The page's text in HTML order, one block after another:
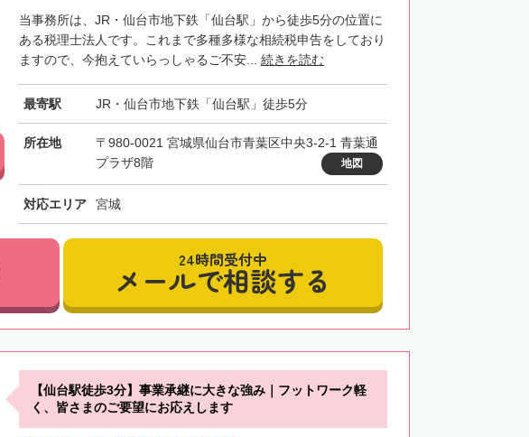
当事務所は、JR・仙台市地下鉄「仙台駅」から徒歩5分の位置に
ある税理士法人です。これまで多種多様な相続税申告をしており
ますので、今抱えていらっしゃるご不安... 続きを読む
最寄駅 JR・仙台市地下鉄「仙台駅」徒歩5分
所在地
〒980-0021 宮城県仙台市青葉区中央3-2-1 青葉通
プラザ8階
地図
対応エリア 宮城
24時間受付中
メールで相談する
【仙台駅徒歩3分】事業承継に大きな強み｜フットワーク軽
く、皆さまのご要望にお応えします